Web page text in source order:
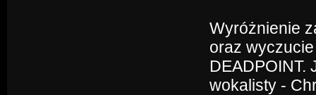
Wyróżnienie
oraz
DEADPOINT.
wokalisty -